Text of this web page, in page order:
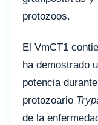
protozoos.
El VmCT1
ha demostrado
potencia
protozoario
de la